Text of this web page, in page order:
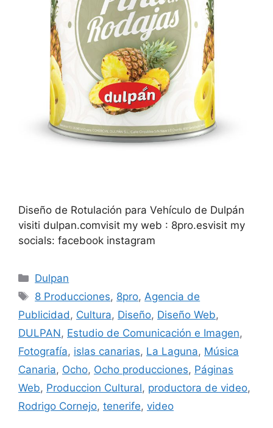
Diseño de Rotulación para Vehículo de Dulpán
visiti dulpan.comvisit my web : 8pro.esvisit my
socials: facebook instagram
Dulpan
8 Producciones, 8pro, Agencia de
Publicidad , Cultura, Diseño, Diseño Web,
DULPAN, Estudio de Comunicación e Imagen,
Fotografía, islas canarias, La Laguna, Música
Canaria, Ocho, Ocho producciones, Páginas
Web, Produccion Cultural, productora de video,
Rodrigo Cornejo, tenerife, video